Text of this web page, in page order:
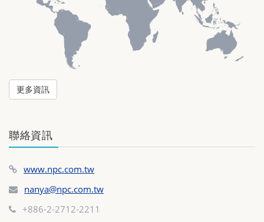
更多資訊
聯絡資訊
www.npc.com.tw
nanya@npc.com.tw
+886-2-2712-2211